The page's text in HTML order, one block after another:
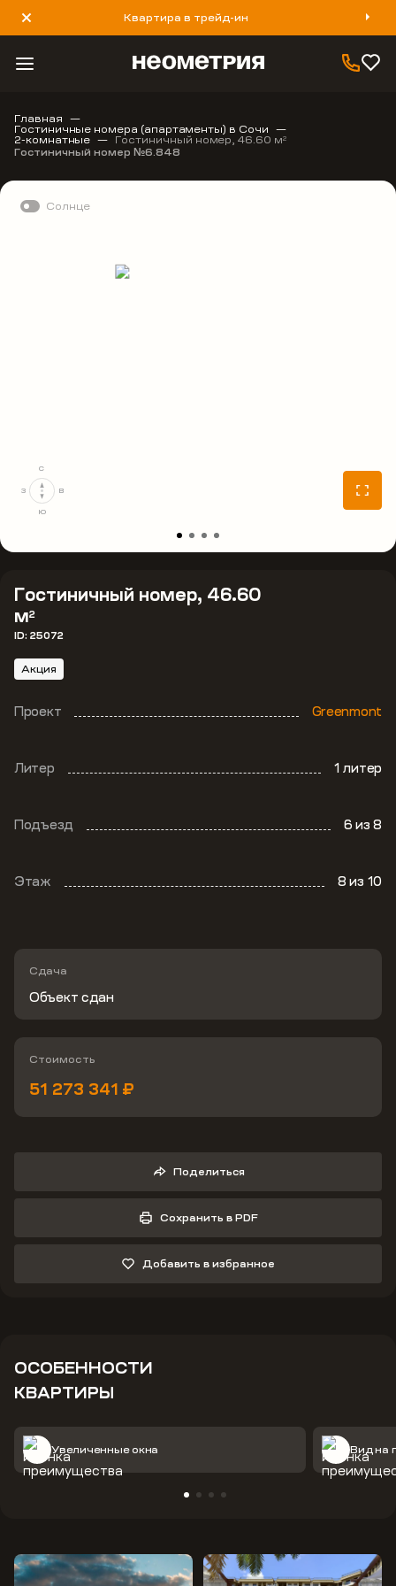
Квартира в трейд-ин
8 800 777 40 93
Главная
Гостиничные номера (апартаменты) в Сочи
2-комнатные Гостиничный номер, 46.60 м2
Гостиничный номер №6.848
Гостиничный номер, 46.60
м2
ID: 25072
Акция
Проект Greenmont
Литер 1 литер
Подъезд 6из 8
Этаж 8из 10
Сдача
Объект сдан
Стоимость
51 273 341 ₽
Поделиться
Сохранить в PDF
Добавить в избранное
Солнце
С
В
Ю
З
ОСОБЕННОСТИ
КВАРТИРЫ
Увеличенные окна Вид на